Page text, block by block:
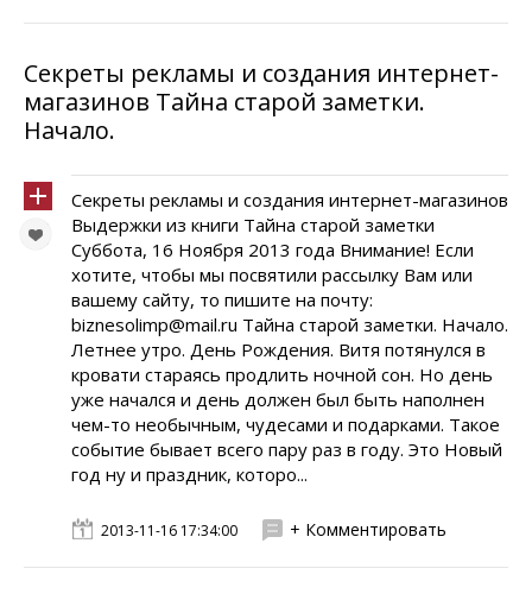
Секреты рекламы и создания интернет-
магазинов Тайна старой заметки.
Начало.
Секреты рекламы и создания интернет-магазинов
Выдержки из книги Тайна старой заметки
Суббота, 16 Ноября 2013 года Внимание! Если
хотите, чтобы мы посвятили рассылку Вам или
вашему сайту, то пишите на почту:
biznesolimp@mail.ru Тайна старой заметки. Начало.
Летнее утро. День Рождения. Витя потянулся в
кровати стараясь продлить ночной сон. Но день
уже начался и день должен был быть наполнен
чем-то необычным, чудесами и подарками. Такое
событие бывает всего пару раз в году. Это Новый
год ну и праздник, которо...
2013-11-16 17:34:00 + Комментировать